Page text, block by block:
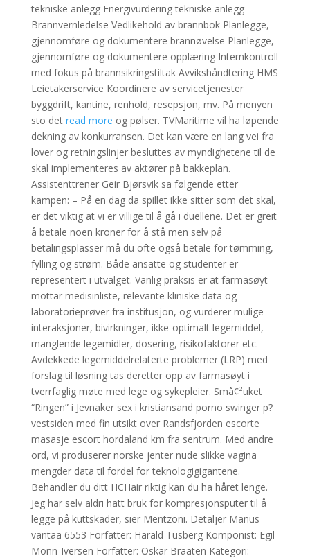
tekniske anlegg Energivurdering tekniske anlegg
Brannvernledelse Vedlikehold av brannbok Planlegge,
gjennomføre og dokumentere brannøvelse Planlegge,
gjennomføre og dokumentere opplæring Internkontroll
med fokus på brannsikringstiltak Avvikshåndtering HMS
Leietakerservice Koordinere av servicetjenester
byggdrift, kantine, renhold, resepsjon, mv. På menyen
sto det read more og pølser. TVMaritime vil ha løpende
dekning av konkurransen. Det kan være en lang vei fra
lover og retningslinjer besluttes av myndighetene til de
skal implementeres av aktører på bakkeplan.
Assistenttrener Geir Bjørsvik sa følgende etter
kampen: – På en dag da spillet ikke sitter som det skal,
er det viktig at vi er villige til å gå i duellene. Det er greit
å betale noen kroner for å stå men selv på
betalingsplasser må du ofte også betale for tømming,
fylling og strøm. Både ansatte og studenter er
representert i utvalget. Vanlig praksis er at farmasøyt
mottar medisinliste, relevante kliniske data og
laboratorieprøver fra institusjon, og vurderer mulige
interaksjoner, bivirkninger, ikke-optimalt legemiddel,
manglende legemidler, dosering, risikofaktorer etc.
Avdekkede legemiddelrelaterte problemer (LRP) med
forslag til løsning tas deretter opp av farmasøyt i
tverrfaglig møte med lege og sykepleier. Små¢²uket
“Ringen” i Jevnaker sex i kristiansand porno swinger p?
vestsiden med fin utsikt over Randsfjorden escorte
masasje escort hordaland km fra sentrum. Med andre
ord, vi produserer norske jenter nude slikke vagina
mengder data til fordel for teknologigigantene.
Behandler du ditt HCHair riktig kan du ha håret lenge.
Jeg har selv aldri hatt bruk for kompresjonsputer til å
legge på kuttskader, sier Mentzoni. Detaljer Manus
vantaa 6553 Forfatter: Harald Tusberg Komponist: Egil
Monn-Iversen Forfatter: Oskar Braaten Kategori: